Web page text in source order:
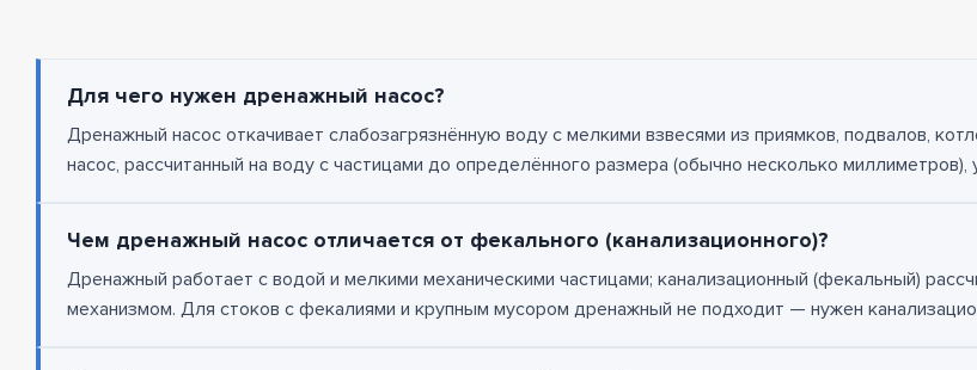
Для чего нужен дренажный насос?
Дренажный насос откачивает слабозагрязнённую воду с мелкими взвесями из приямков, подвалов,
насос, рассчитанный на воду с частицами до определённого размера (обычно несколько миллиметров),
Чем дренажный насос отличается от фекального (канализационного)?
Дренажный работает с водой и мелкими механическими частицами; канализационный (фекальный)
механизмом. Для стоков с фекалиями и крупным мусором дренажный не подходит — нужен